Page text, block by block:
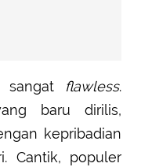
sangat flawless.
baru dirilis,
kepribadian
Cantik, populer